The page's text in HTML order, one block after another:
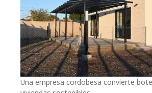
Una empresa cordobesa convierte